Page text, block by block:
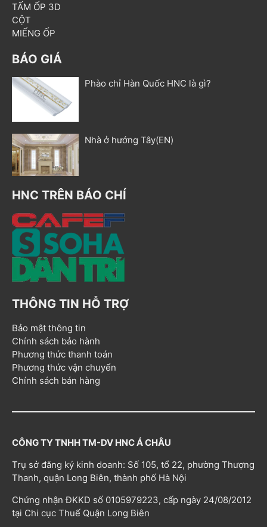
TẤM ỐP 3D
CỘT
MIẾNG ỐP
BÁO GIÁ
Phào chỉ Hàn Quốc HNC là gì?
Nhà ở hướng Tây(EN)
HNC TRÊN BÁO CHÍ
THÔNG TIN HỖ TRỢ
Bảo mật thông tin
Chính sách bảo hành
Phương thức thanh toán
Phương thức vận chuyển
Chính sách bán hàng
CÔNG TY TNHH TM-DV HNC Á CHÂU
Trụ sở đăng ký kinh doanh: Số 105, tổ 22, phường Thượng
Thanh, quận Long Biên, thành phố Hà Nội
Chứng nhận ĐKKD số 0105979223, cấp ngày 24/08/2012
tại Chi cục Thuế Quận Long Biên